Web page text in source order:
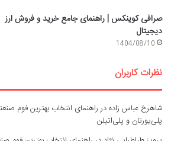
صرافی کوینکس | راهنمای جامع خرید و فروش ارز
دیجیتال
1404/08/10
نظرات کاربران
شاهرخ عباس زادهدر
پلی‌یورتان و پلی‌اتیلن